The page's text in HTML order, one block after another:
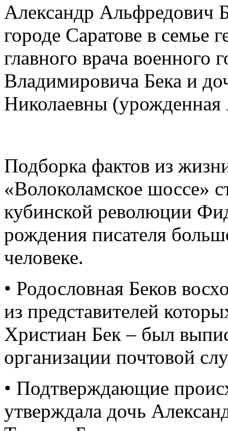
Александр Альфредович
городе Саратове в семье
главного врача военного
Владимировича Бека и
Николаевны (урожденная
Подборка фактов из
«Волоколамское шоссе»
кубинской революции
рождения писателя
человеке.
• Родословная Беков
из представителей
Христиан Бек – был
организации почтовой
• Подтверждающие
утверждала дочь